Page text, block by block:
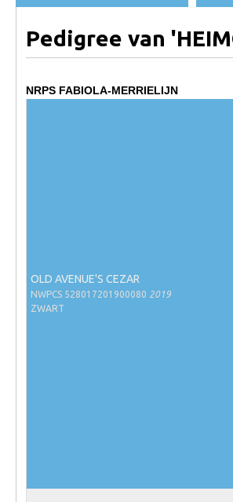
Animal Health Regulation
Gids voor Goede Praktijken
Marktplaats
Hengstenkeuring
Pedigree van
NRPS FABIOLA-MERRIELIJN
OLD AVENUE'S CEZAR
NWPCS 528017201900080 2019
ZWART